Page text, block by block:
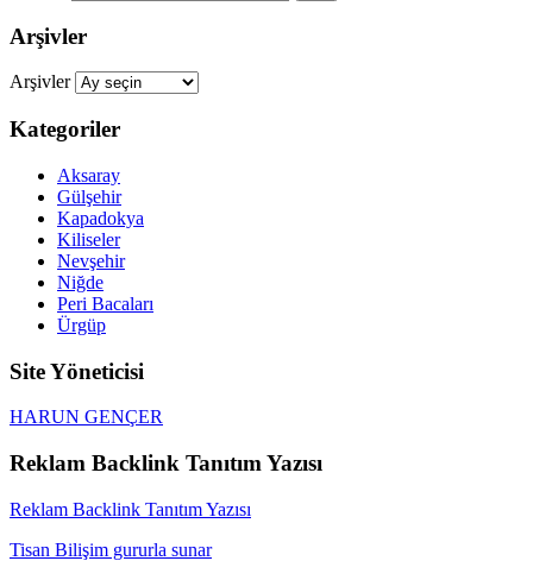
Arşivler
Arşivler
Kategoriler
Aksaray
Gülşehir
Kapadokya
Kiliseler
Nevşehir
Niğde
Peri Bacaları
Ürgüp
Site Yöneticisi
HARUN GENÇER
Reklam Backlink Tanıtım Yazısı
Reklam Backlink Tanıtım Yazısı
Tisan Bilişim gururla sunar